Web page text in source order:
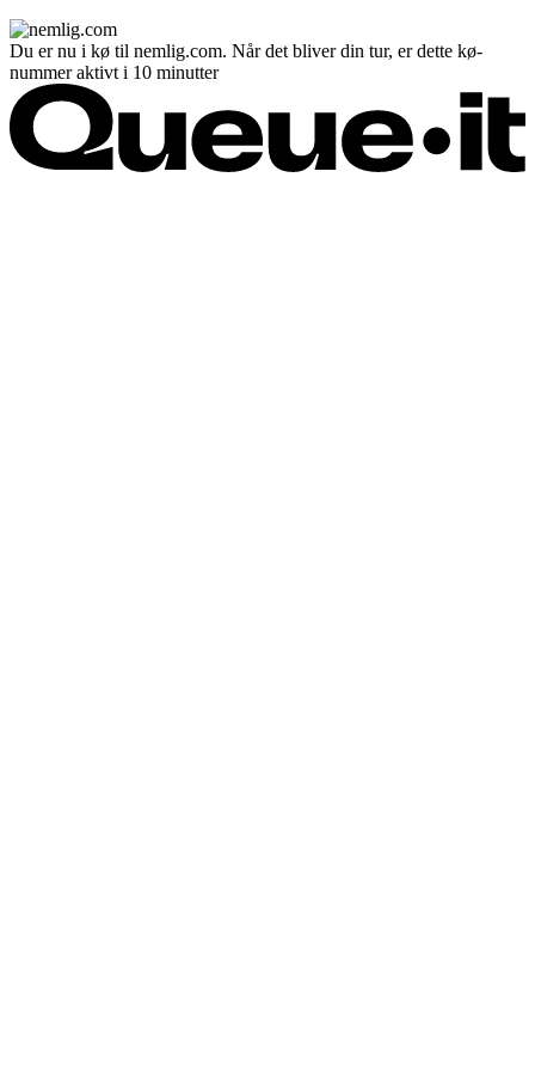
Du er nu i kø til nemlig.com. Når det bliver din tur, er dette kø-
nummer aktivt i 10 minutter